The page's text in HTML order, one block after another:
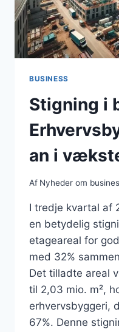
BUSINESS
Stigning i
an i
Af Nyheder om
I tredje kvartal af
en betydelig
etageareal for
med 32%
Det tilladte areal
til 2,03 mio. m²,
erhvervsbyggeri,
67%. Denne